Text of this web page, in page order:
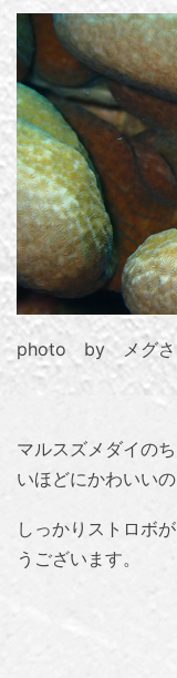
photo by メグさ
マルスズメダイの
いほどにかわいいの
しっかりストロボ
うございます。